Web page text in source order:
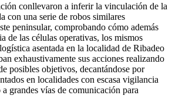
conllevaron a inferir la vinculación de la
con una serie de robos similares
peninsular, comprobando cómo además
de las células operativas, los mismos
asentada en la localidad de Ribadeo
exhaustivamente sus acciones realizando
posibles objetivos, decantándose por
en localidades con escasa vigilancia
grandes vías de comunicación para